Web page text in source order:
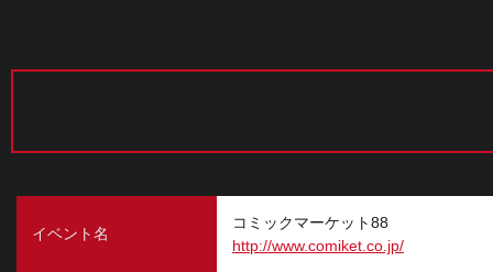
イベント名
コミックマーケット88
http://www.comiket.co.jp/